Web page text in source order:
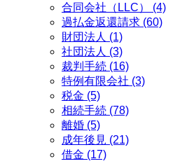
合同会社（LLC） (4)
過払金返還請求 (60)
財団法人 (1)
社団法人 (3)
裁判手続 (16)
特例有限会社 (3)
税金 (5)
相続手続 (78)
離婚 (5)
成年後見 (21)
借金 (17)